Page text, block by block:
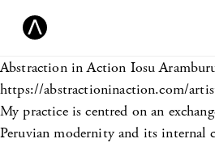
Abstraction in Action Iosu
https://abstractioninaction.com/
My practice is centred on an
Peruvian modernity and its internal